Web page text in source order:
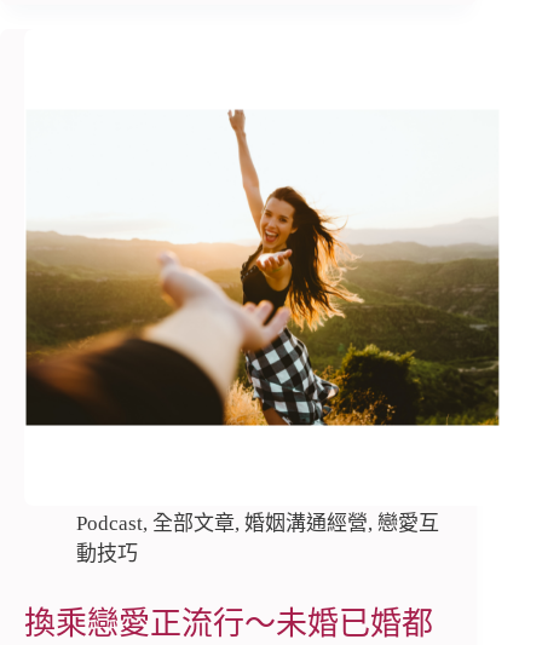
Podcast, 全部文章, 婚姻溝通經營, 戀愛互
動技巧
換乘戀愛正流行～未婚已婚都